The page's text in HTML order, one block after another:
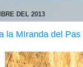
DEL 2013
la MIranda del